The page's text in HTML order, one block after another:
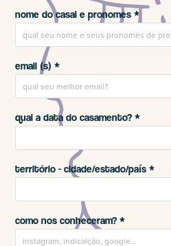
nome do casal e pronomes *
email (s) *
qual a data do casamento? *
território - cidade/estado/país *
como nos conheceram? *